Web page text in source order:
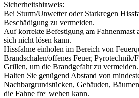
Sicherheitshinweis:
Bei Sturm/Unwetter oder Starkregen
Beschädigung zu vermeiden.
Auf korrekte Befestigung am Fahnenmast
sich nicht lösen kann.
Hissfahne einholen im Bereich von
Brandschalen/offenes Feuer, Pyrotechnik/
Grillen, um die Brandgefahr zu vermeiden.
Halten Sie genügend Abstand von
Nachbargrundstücken, Gebäuden,
die Fahne frei wehen kann.